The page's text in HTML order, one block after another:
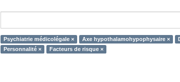
Psychiatrie médicolégale × Axe hypothalamohypophysaire ×
Personnalité ×
Facteurs de risque ×